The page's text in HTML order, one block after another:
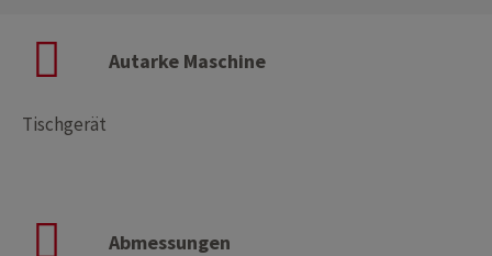
Autarke Maschine
Tischgerät
Abmessungen